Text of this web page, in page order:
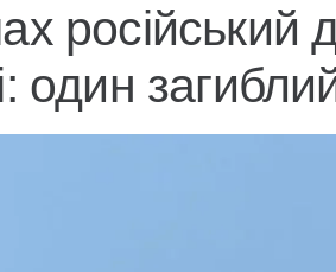
російський
один